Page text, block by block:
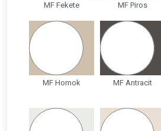
MF Fekete MF Piros
MF Homok MF Antracit